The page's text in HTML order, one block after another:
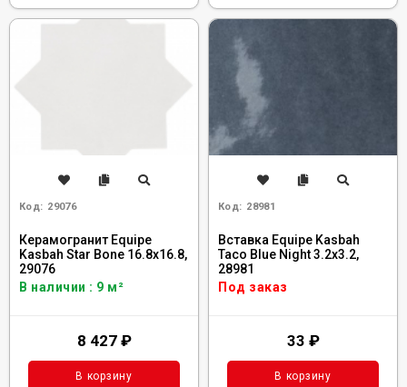
Код: 29076
Керамогранит Equipe
Kasbah Star Bone 16.8x16.8,
29076
В наличии : 9 м²
8 427 ₽
В корзину
Код: 28981
Вставка Equipe Kasbah
Taco Blue Night 3.2x3.2,
28981
Под заказ
33 ₽
В корзину